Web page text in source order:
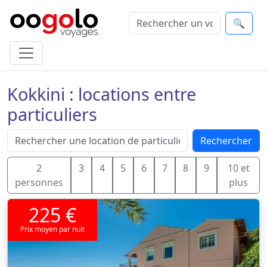
🔍
Kokkini : locations entre
particuliers
Rechercher
2
personnes
3 4 5 6 7 8 9
10 et
plus
225 €
Prix moyen par nuit